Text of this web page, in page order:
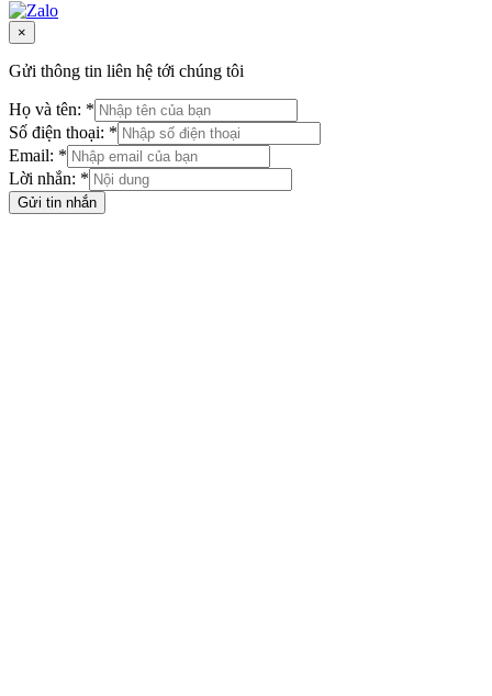
×
Gửi thông tin liên hệ tới chúng tôi
Họ và tên: *
Số điện thoại: *
Email: *
Lời nhắn: *
Gửi tin nhắn